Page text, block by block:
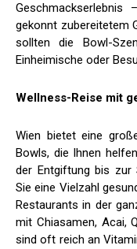
gekonnt zubereitetem
sollten die Bowl-
Einheimische oder
Wellness-Reise mit
Wien bietet eine
Bowls, die Ihnen
der Entgiftung bis zur
Sie eine Vielzahl
Restaurants in der
mit Chiasamen, Acai,
sind oft reich an